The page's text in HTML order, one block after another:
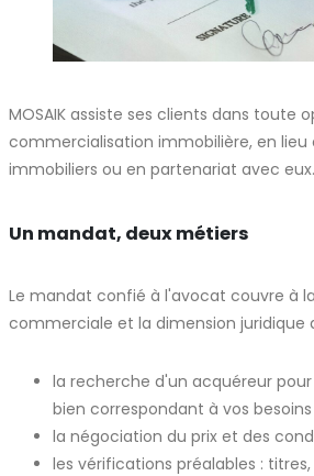
MOSAIK assiste ses clients dans toute
commercialisation immobilière, en lieu
immobiliers ou en partenariat avec eux.
Un mandat, deux métiers
Le mandat confié à l'avocat couvre à
commerciale et la dimension juridique
la recherche d'un acquéreur
bien correspondant à vos besoins
la négociation du prix et des
les vérifications préalables :